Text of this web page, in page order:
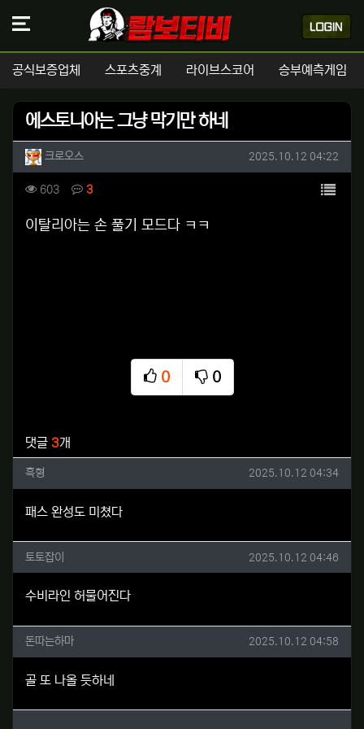
공식보증업체 스포츠중계 라이브스코어 승부예측게임
에스토니아는 그냥 막기만 하네
작성자 정보
크로오스 작성일
2025.10.12 04:22
컨텐츠 정보
603조회 3댓글 목록
본문
이탈리아는 손 풀기 모드다 ㅋㅋ
0
추천
0
비추천
댓글 3개
흑형님의 댓글
흑형 작성일
2025.10.12 04:34
패스 완성도 미쳤다
토토잡이님의 댓글
토토잡이 작성일
2025.10.12 04:46
수비라인 허물어진다
돈따는하마님의 댓글
돈따는하마 작성일
2025.10.12 04:58
골 또 나올 듯하네